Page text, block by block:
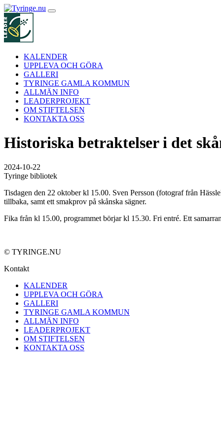
Hoppa
till
innehåll
KALENDER
UPPLEVA OCH GÖRA
GALLERI
TYRINGE GAMLA KOMMUN
ALLMÄN INFO
LEADERPROJEKT
OM STIFTELSEN
KONTAKTA OSS
Historiska betraktelser i det
2024-10-22
Tyringe bibliotek
Tisdagen den 22 oktober kl 15.00. Sven Persson (fotograf från
tillbaka, samt ett smakprov på skånska sägner.
Fika från kl 15.00, programmet börjar kl 15.30. Fri entré. Ett
© TYRINGE.NU
Kontakt
KALENDER
UPPLEVA OCH GÖRA
GALLERI
TYRINGE GAMLA KOMMUN
ALLMÄN INFO
LEADERPROJEKT
OM STIFTELSEN
KONTAKTA OSS